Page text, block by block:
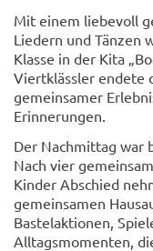
Mit einem liebevoll
Liedern und Tänzen
Klasse in der Kita
Viertklässler endete
gemeinsamer
Erinnerungen.
Der Nachmittag war
Nach vier
Kinder Abschied
gemeinsamen
Bastelaktionen,
Alltagsmomenten,